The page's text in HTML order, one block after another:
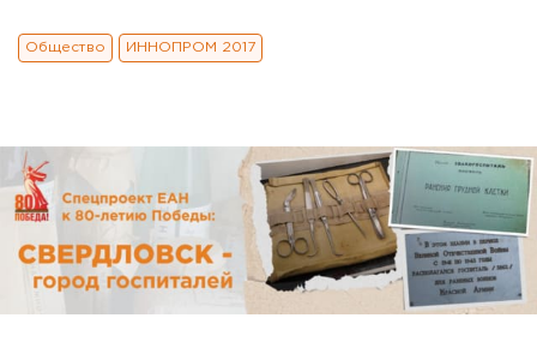
Общество ИННОПРОМ 2017